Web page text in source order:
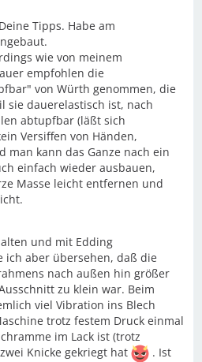
Tipps. Habe am
wie von meinem
empfohlen die
von Würth genommen, die
sie dauerelastisch ist, nach
abtupfbar (läßt sich
Versiffen von Händen,
man kann das Ganze nach ein
einfach wieder ausbauen,
Masse leicht entfernen und
und mit Edding
ich aber übersehen, daß die
nach außen hin größer
zu klein war. Beim
viel Vibration ins Blech
trotz festem Druck einmal
im Lack ist (trotz
Knicke gekriegt hat
. Ist